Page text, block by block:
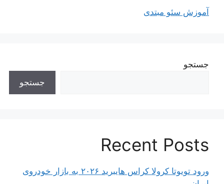
آموزش سئو مبتدی
جستجو
جستجو
Recent Posts
ورود تویوتا کرولا کراس هایبرید ۲۰۲۶ به بازار خودروی